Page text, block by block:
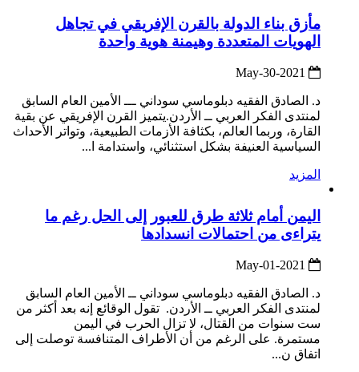
مأزق بناء الدولة بالقرن الإفريقي في تجاهل
الهويات المتعددة وهيمنة هوية واحدة
د. الصادق الفقيه دبلوماسي سوداني ـــ الأمين العام السابق
لمنتدى الفكر العربي ــ الأردن.يتميز القرن الإفريقي عن بقية
القارة، وربما العالم، بكثافة الأزمات الطبيعية، وتواتر الأحداث
السياسية العنيفة بشكل استثنائي، واستدامة ا...
المزيد
اليمن أمام ثلاثة طرق للعبور إلى الحل رغم ما
يتراءى من احتمالات انسدادها
د. الصادق الفقيه دبلوماسي سوداني ــ الأمين العام السابق
لمنتدى الفكر العربي ــ الأردن. تقول الوقائع إنه بعد أكثر من
ست سنوات من القتال، لا تزال الحرب في اليمن
مستمرة. على الرغم من أن الأطراف المتنافسة توصلت إلى
اتفاق ن...